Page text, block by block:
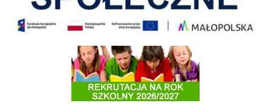
Informacja o terminach rekrutacji na rok szkolny 2026/2027